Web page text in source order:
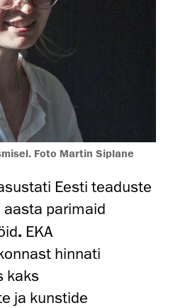
Foto Martin Siplane
Eesti teaduste
parimaid
. EKA
hinnati
kaks
ja kunstide